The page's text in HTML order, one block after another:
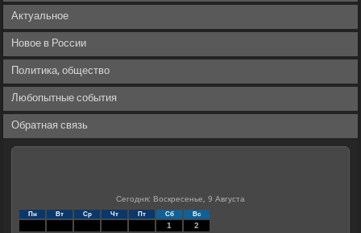
Актуальное
Новое в России
Политика, общество
Любопытные события
Обратная связь
Сегодня: Воскресенье, 9 Августа
Пн Вт Ср Чт Пт Сб Вс
1
2